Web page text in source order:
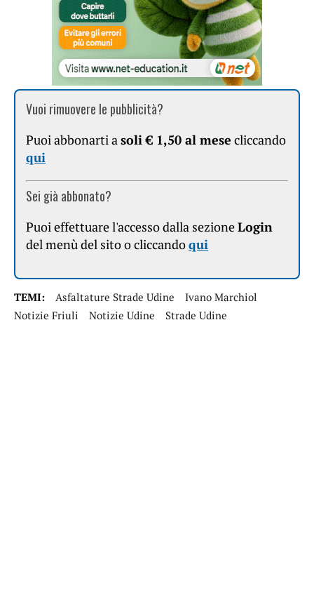
Vuoi rimuovere le pubblicità?
Puoi abbonarti asoli € 1,50 al mese cliccando
qui
Sei già abbonato?
Puoi effettuare l'accesso dalla sezioneLogin
del menù del sito o cliccandoqui
TEMI: Asfaltature Strade Udine
Ivano Marchiol
Notizie Friuli
Notizie Udine Strade Udine